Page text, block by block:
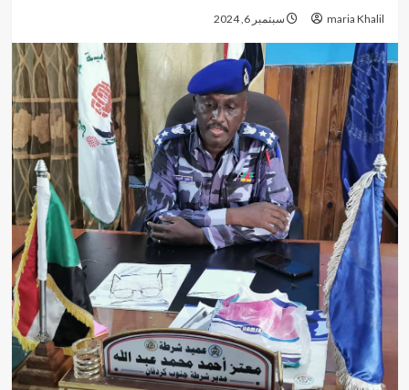
maria Khalil سبتمبر 6, 2024